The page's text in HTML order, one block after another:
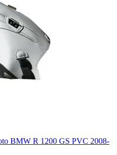
BMW R 1200 GS PVC 2008-